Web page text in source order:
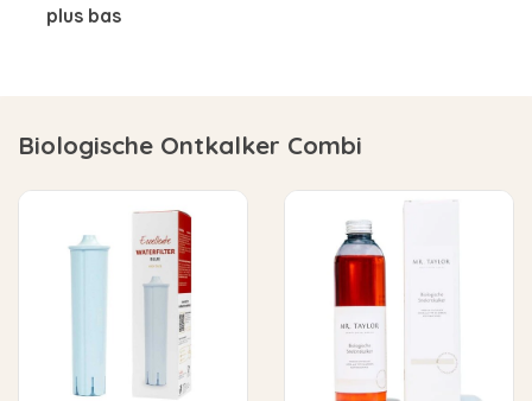
plus bas
Biologische Ontkalker Combi